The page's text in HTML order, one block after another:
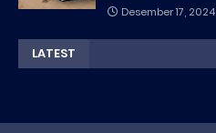
Desember 17, 2024
LATEST